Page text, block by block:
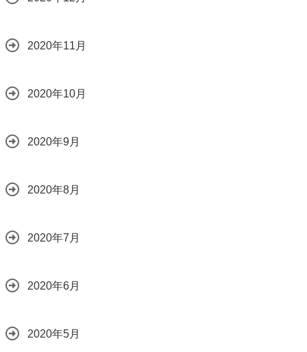
2020年11月
2020年10月
2020年9月
2020年8月
2020年7月
2020年6月
2020年5月